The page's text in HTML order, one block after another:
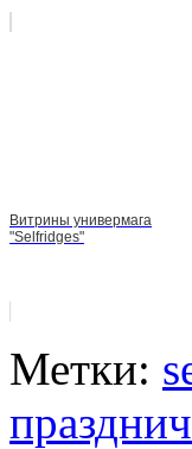
Витрины универмага
"Selfridges"
Метки: